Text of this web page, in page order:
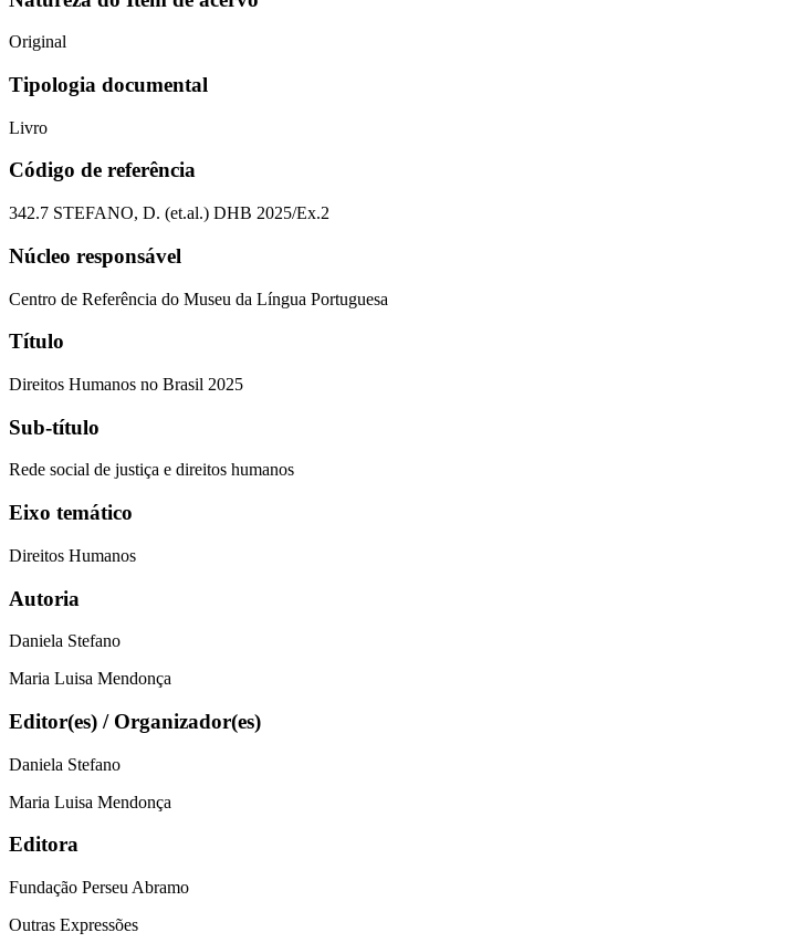
Original
Tipologia documental
Livro
Código de referência
342.7 STEFANO, D. (et.al.) DHB 2025/Ex.2
Núcleo responsável
Centro de Referência do Museu da Língua Portuguesa
Título
Direitos Humanos no Brasil 2025
Sub-título
Rede social de justiça e direitos humanos
Eixo temático
Direitos Humanos
Autoria
Daniela Stefano
Maria Luisa Mendonça
Editor(es) / Organizador(es)
Daniela Stefano
Maria Luisa Mendonça
Editora
Fundação Perseu Abramo
Outras Expressões